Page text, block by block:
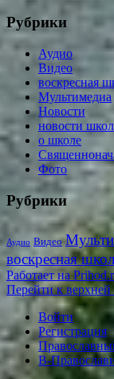
Рубрики
Аудио
Видео
воскресная
Мультимедиа
Новости
новости
о школе
Фото
Рубрики
Аудио Видео
воскресная
Работает на
Перейти к верхней
Войти
Регистрация
В-